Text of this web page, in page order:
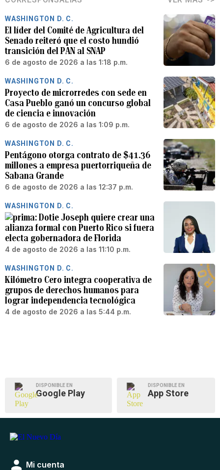
WASHINGTON D. C.
El líder del Comité de Agricultura del
Senado reiteró que el costo hundió
transición del PAN al SNAP
6 de agosto de 2026 a las 1:18 p.m.
WASHINGTON D. C.
Proyecto de microrredes con sede en
Casa Pueblo ganó un concurso global
de ciencia e innovación
6 de agosto de 2026 a las 1:09 p.m.
WASHINGTON D. C.
Pentágono otorga contrato de $41.36
millones a empresa puertorriqueña de
Sabana Grande
6 de agosto de 2026 a las 12:37 p.m.
WASHINGTON D. C.
Dotie Joseph quiere crear una
alianza formal con Puerto Rico si fuera
electa gobernadora de Florida
4 de agosto de 2026 a las 11:10 p.m.
WASHINGTON D. C.
Kilómetro Cero integra cooperativa de
grupos de derechos humanos para
lograr independencia tecnológica
4 de agosto de 2026 a las 5:44 p.m.
DISPONIBLE EN
Google Play
DISPONIBLE EN
App Store
Mi cuenta